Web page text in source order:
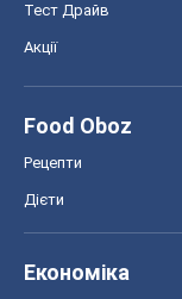
Тест Драйв
Акції
Food Oboz
Рецепти
Дієти
Економіка